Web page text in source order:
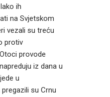
ih
na Svjetskom
vezali su treću
protiv
provode
iz dana u
u
su Crnu